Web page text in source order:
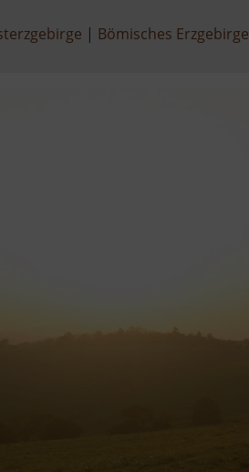
Bömisches Erzgebirge